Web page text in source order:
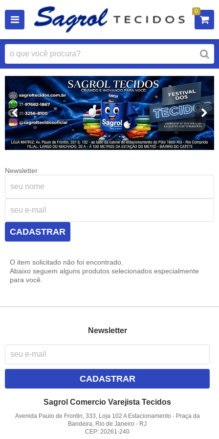
0
Newsletter
CADASTRAR
O item solicitado não foi encontrado.
Abaixo seguem alguns produtos selecionados especialmente
para você.
Newsletter
CADASTRAR
Sagrol Comercio Varejista Tecidos
Avenida Paulo de Frontin, 333, Loja 102 A Estacionamento - Praça da
Bandeira, Rio de Janeiro - RJ
CEP: 20261-240